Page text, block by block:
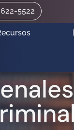
5522